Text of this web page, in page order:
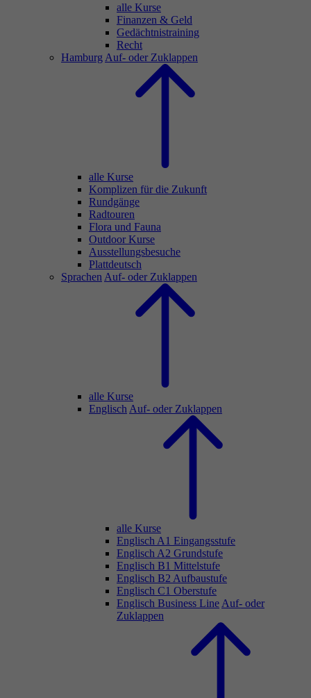
alle Kurse
Finanzen & Geld
Gedächtnistraining
Recht
Hamburg Auf- oder Zuklappen
alle Kurse
Komplizen für die Zukunft
Rundgänge
Radtouren
Flora und Fauna
Outdoor Kurse
Ausstellungsbesuche
Plattdeutsch
Sprachen Auf- oder Zuklappen
alle Kurse
Englisch Auf- oder Zuklappen
alle Kurse
Englisch A1 Eingangsstufe
Englisch A2 Grundstufe
Englisch B1 Mittelstufe
Englisch B2 Aufbaustufe
Englisch C1 Oberstufe
Englisch Business Line Auf- oder
Zuklappen